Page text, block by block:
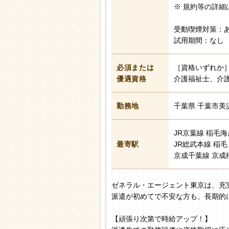
※ 規約等の詳細
受動喫煙対策：
試用期間：なし
必須または
優遇資格
［資格いずれか
介護福祉士、介
勤務地 千葉県 千葉市美
最寄駅
JR京葉線 稲毛
JR総武本線 稲
京成千葉線 京成
ゼネラル・エージェント東京は、
派遣が初めてで不安な方も、長期
【頑張り次第で時給アップ！】